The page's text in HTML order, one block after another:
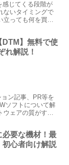
感じてくる段階が
ないタイミングで
立っても何を買え
DTM】無料で使
れ解説！
ン記事、PR等を
ソフトについて解
ェアの質がすご
必要な機材！最
心者向け解説